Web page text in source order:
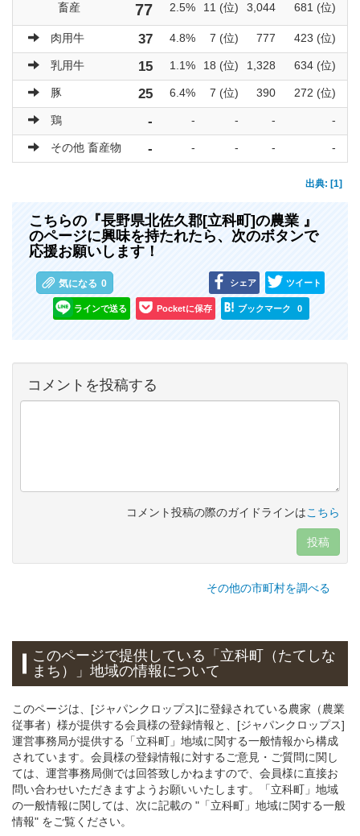
畜産
77 2.5% 11 (位) 3,044 681 (位)
肉用牛 37 4.8% 7 (位) 777 423 (位)
乳用牛 15 1.1% 18 (位) 1,328 634 (位)
豚 25 6.4% 7 (位) 390 272 (位)
鶏 - - - - -
その他 畜産物 - - - - -
出典: [1]
こちらの『長野県北佐久郡[立科町]の農業 』
のページに興味を持たれたら、次のボタンで
応援お願いします！
気になる 0 シェア ツイート
ラインで送る Pocketに保存 ブックマーク 0
コメントを投稿する
コメント投稿の際のガイドラインはこちら
投稿
その他の市町村を調べる
このページで提供している 「立科町（たてしな
まち）」地域の情報について
このページは、[ジャパンクロップス]に登録されている農家（農業
従事者）様が提供する会員様の登録情報と、[ジャパンクロップス]
運営事務局が提供する「立科町」地域に関する一般情報から構成
されています。会員様の登録情報に対するご意見・ご質問に関し
ては、運営事務局側では回答致しかねますので、会員様に直接お
問い合わせいただきますようお願いいたします。「立科町」地域
の一般情報に関しては、次に記載の "「立科町」地域に関する一般
情報" をご覧ください。